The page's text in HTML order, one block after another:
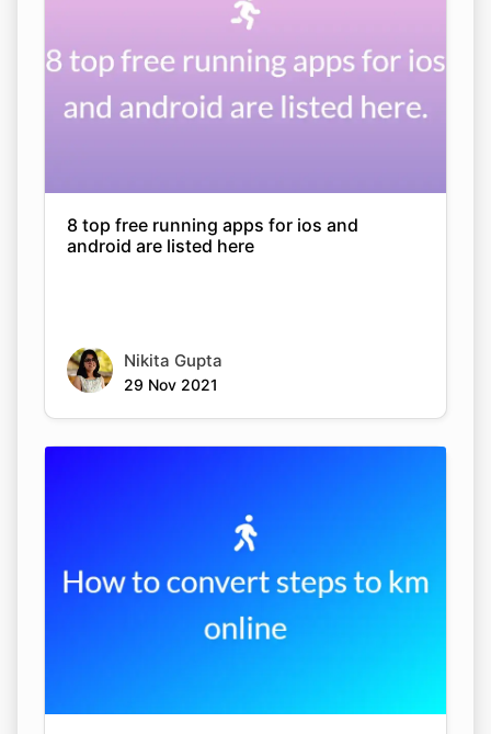
8 top free running apps for ios and
android are listed here
Nikita Gupta
29 Nov 2021